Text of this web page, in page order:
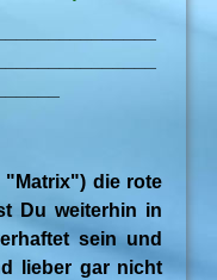
"Matrix") die rote
Du weiterhin in
sein und
lieber gar nicht